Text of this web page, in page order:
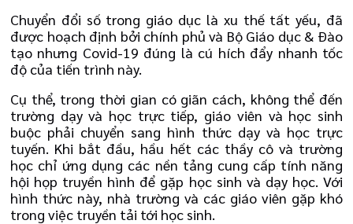
Chuyển đổi số trong giáo dục là xu thế tất yếu, đã
được hoạch định bởi chính phủ và Bộ Giáo dục & Đào
tạo nhưng Covid-19 đúng là cú hích đẩy nhanh tốc
độ của tiến trình này.
Cụ thể, trong thời gian có giãn cách, không thể đến
trường dạy và học trực tiếp, giáo viên và học sinh
buộc phải chuyển sang hình thức dạy và học trực
tuyến. Khi bắt đầu, hầu hết các thầy cô và trường
học chỉ ứng dụng các nền tảng cung cấp tính năng
hội họp truyền hình để gặp học sinh và dạy học. Với
hình thức này, nhà trường và các giáo viên gặp khó
trong việc truyền tải tới học sinh.